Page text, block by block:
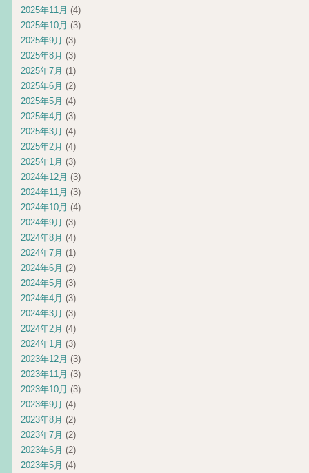
2025年11月 (4)
2025年10月 (3)
2025年9月 (3)
2025年8月 (3)
2025年7月 (1)
2025年6月 (2)
2025年5月 (4)
2025年4月 (3)
2025年3月 (4)
2025年2月 (4)
2025年1月 (3)
2024年12月 (3)
2024年11月 (3)
2024年10月 (4)
2024年9月 (3)
2024年8月 (4)
2024年7月 (1)
2024年6月 (2)
2024年5月 (3)
2024年4月 (3)
2024年3月 (3)
2024年2月 (4)
2024年1月 (3)
2023年12月 (3)
2023年11月 (3)
2023年10月 (3)
2023年9月 (4)
2023年8月 (2)
2023年7月 (2)
2023年6月 (2)
2023年5月 (4)